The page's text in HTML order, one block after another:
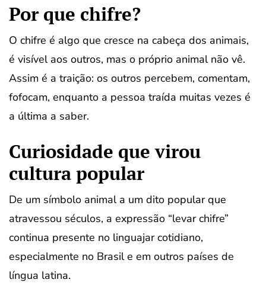
Por que chifre?
O chifre é algo que cresce na cabeça dos animais,
é visível aos outros, mas o próprio animal não vê.
Assim é a traição: os outros percebem, comentam,
fofocam, enquanto a pessoa traída muitas vezes é
a última a saber.
Curiosidade que virou
cultura popular
De um símbolo animal a um dito popular que
atravessou séculos, a expressão “levar chifre”
continua presente no linguajar cotidiano,
especialmente no Brasil e em outros países de
língua latina.